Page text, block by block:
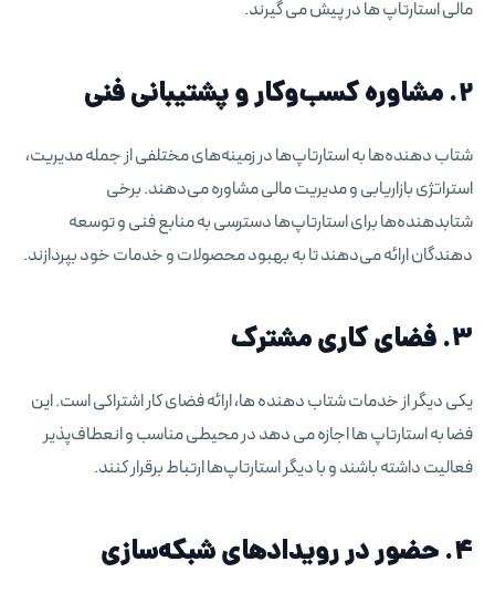
مالی استارتاپ ها در پیش می گیرند.
2. مشاوره کسب‌وکار و پشتیبانی فنی
شتاب دهنده‌ها به استارتاپ‌ها در زمینه‌های مختلفی از جمله مدیریت،
استراتژی بازاریابی و مدیریت مالی مشاوره می‌دهند. برخی
شتابدهنده‌ها برای استارتاپ‌ها دسترسی به منابع فنی و توسعه
دهندگان ارائه می‌دهند تا به بهبود محصولات و خدمات خود بپردازند.
3. فضای کاری مشترک
یکی دیگر از خدمات شتاب دهنده ها، ارائه فضای کار اشتراکی است. این
فضا به استارتاپ ها اجازه می دهد در محیطی مناسب و انعطاف‌پذیر
فعالیت داشته باشند و با دیگر استارتاپ‌ها ارتباط برقرار کنند.
4. حضور در رویدادهای شبکه‌سازی